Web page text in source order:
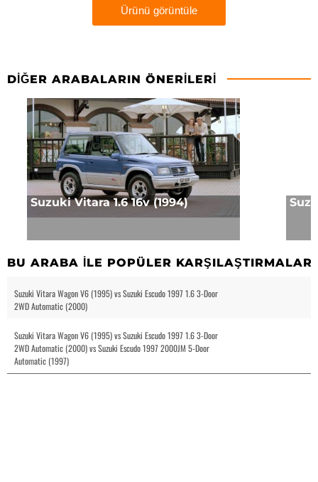
DIĞER ARABALARIN ÖNERILERI
Suzuki Vitara 1.6 16v (1994)
BU ARABA ILE POPÜLER KARŞILAŞTIRMALAR
Suzuki Vitara Wagon V6 (1995) vs Suzuki Escudo 1997 1.6 3-Door
2WD Automatic (2000)
Suzuki Vitara Wagon V6 (1995) vs Suzuki Escudo 1997 1.6 3-Door
2WD Automatic (2000) vs Suzuki Escudo 1997 2000JM 5-Door
Automatic (1997)